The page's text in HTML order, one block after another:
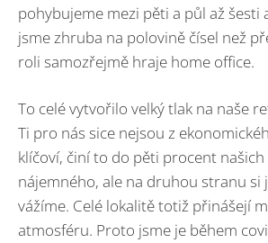
pohybujeme mezi pěti a půl až šesti
jsme zhruba na polovině čísel než
roli samozřejmě hraje home office.
To celé vytvořilo velký tlak na naše
Ti pro nás sice nejsou z
klíčoví, činí to do pěti procent našich
nájemného, ale na druhou stranu si
vážíme. Celé lokalitě totiž přinášejí
atmosféru. Proto jsme je během